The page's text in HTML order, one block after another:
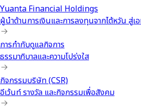
Yuanta Financial Holdings
ผู้นำด้านการเงินและการลงทุนจากไต้หวัน สู่เ
การกำกับดูแลกิจการ
ธรรมาภิบาลและความโปร่งใส
กิจกรรมบริษัท (CSR)
อีเว้นท์ รางวัล และกิจกรรมเพื่อสังคม